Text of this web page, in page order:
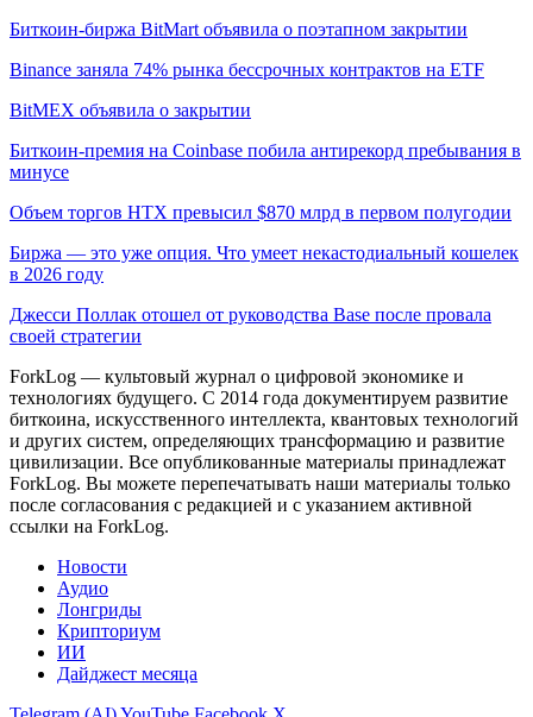
Биткоин-биржа BitMart объявила о поэтапном закрытии
Binance заняла 74% рынка бессрочных контрактов на ETF
BitMEX объявила о закрытии
Биткоин-премия на Coinbase побила антирекорд пребывания в
минусе
Объем торгов HTX превысил $870 млрд в первом полугодии
Биржа — это уже опция. Что умеет некастодиальный кошелек
в 2026 году
Джесси Поллак отошел от руководства Base после провала
своей стратегии
ForkLog — культовый журнал о цифровой экономике и
технологиях будущего. С 2014 года документируем развитие
биткоина, искусственного интеллекта, квантовых технологий
и других систем, определяющих трансформацию и развитие
цивилизации. Все опубликованные материалы принадлежат
ForkLog. Вы можете перепечатывать наши материалы только
после согласования с редакцией и с указанием активной
ссылки на ForkLog.
Новости
Аудио
Лонгриды
Крипториум
ИИ
Дайджест месяца